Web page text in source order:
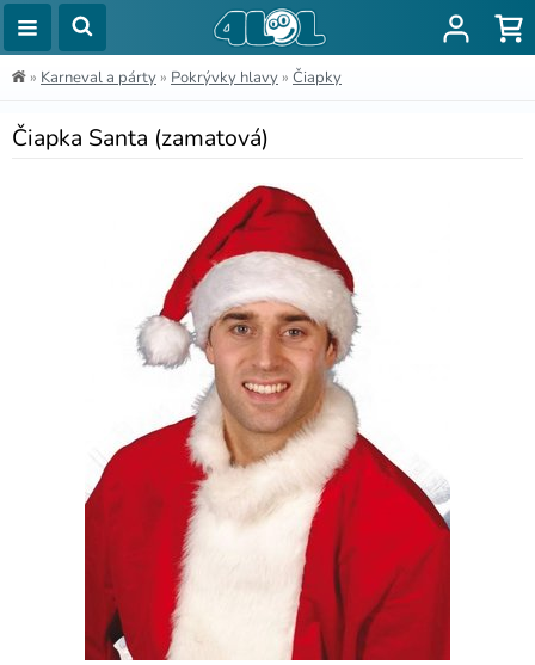
» Karneval a párty » Pokrývky hlavy » Čiapky
Čiapka Santa (zamatová)